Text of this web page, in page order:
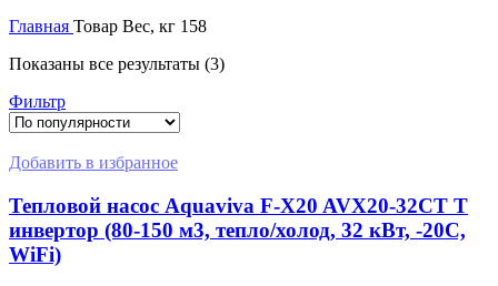
Главная Товар Вес, кг 158
Показаны все результаты (3)Сортировка:
Фильтр
Добавить в избранное
Тепловой насос Aquaviva F-X20 AVX20-32CT T
инвертор (80-150 м3, тепло/холод, 32 кВт, -20С,
WiFi)